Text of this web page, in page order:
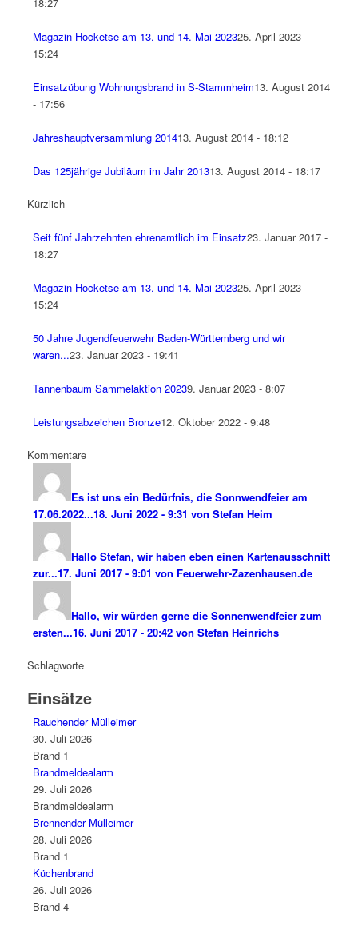
Magazin-Hocketse am 13. und 14. Mai 202325. April 2023 -
15:24
Einsatzübung Wohnungsbrand in S-Stammheim13. August 2014
- 17:56
Jahreshauptversammlung 201413. August 2014 - 18:12
Das 125jährige Jubiläum im Jahr 201313. August 2014 - 18:17
Kürzlich
Seit fünf Jahrzehnten ehrenamtlich im Einsatz23. Januar 2017 -
18:27
Magazin-Hocketse am 13. und 14. Mai 202325. April 2023 -
15:24
50 Jahre Jugendfeuerwehr Baden-Württemberg und wir
waren...23. Januar 2023 - 19:41
Tannenbaum Sammelaktion 20239. Januar 2023 - 8:07
Leistungsabzeichen Bronze12. Oktober 2022 - 9:48
Kommentare
Es ist uns ein Bedürfnis, die Sonnwendfeier am
17.06.2022...18. Juni 2022 - 9:31 von Stefan Heim
Hallo Stefan, wir haben eben einen Kartenausschnitt
zur...17. Juni 2017 - 9:01 von Feuerwehr-Zazenhausen.de
Hallo, wir würden gerne die Sonnenwendfeier zum
ersten...16. Juni 2017 - 20:42 von Stefan Heinrichs
Schlagworte
Einsätze
Rauchender Mülleimer
30. Juli 2026
Brand 1
Brandmeldealarm
29. Juli 2026
Brandmeldealarm
Brennender Mülleimer
28. Juli 2026
Brand 1
Küchenbrand
26. Juli 2026
Brand 4